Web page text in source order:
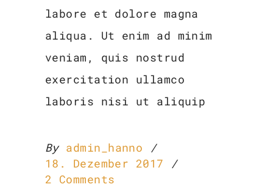
labore et dolore magna
aliqua. Ut enim ad minim
veniam, quis nostrud
exercitation ullamco
laboris nisi ut aliquip
By admin_hanno
18. Dezember 2017
2 Comments